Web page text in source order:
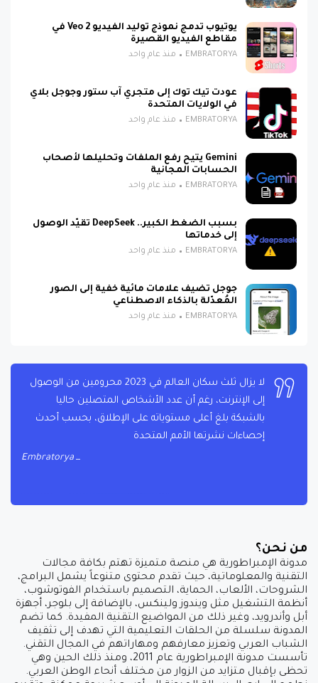
يوتيوب تدمج نموذج توليد الفيديو Veo 2 في
مقاطع الفيديو القصيرة
EMBRATORYA منذ عام واحد
عودت تيك توك إلى متجري آب ستور وجوجل بلاي
في الولايات المتحدة
EMBRATORYA منذ عام واحد
Gemini يتيح رفع الملفات وتحليلها لأصحاب
الحسابات المجانية
EMBRATORYA منذ عام واحد
بسبب الضغط الكبير.. DeepSeek تقيّد الوصول
إلى خدماتها
EMBRATORYA منذ عام واحد
جوجل تضيف علامات مائية خفية إلى الصور
المُعدّلة بالذكاء الاصطناعي
EMBRATORYA منذ عام واحد
لا يزال ثلث سكان العالم في 2023 محرومين من الوصول
إلى الإنترنت، رغم أن عدد الأشخاص المتصلين حاليا
بالشبكة بلغ أعلى مستوياته على الإطلاق، بحسب أحدث
إحصاءات نشرتها الأمم المتحدة
Embratorya
من نحن؟
مدونة الإمبراطورية هي منصة متميزة تهتم بكافة مجالات
التقنية والمعلوماتية، حيث تقدم محتوى متنوعاً يشمل البرامج،
الشروحات، الألعاب، الحماية، التصميم باستخدام الفوتوشوب،
أنظمة التشغيل مثل ويندوز ولينكس، بالإضافة إلى بلوجر، أجهزة
أبل وأندرويد، وغير ذلك من المواضيع التقنية المفيدة. كما تضم
المدونة سلسلة من الحلقات التعليمية التي تهدف إلى تثقيف
الشباب العربي وتعزيز معارفهم ومهاراتهم في المجال التقني.
تأسست مدونة الإمبراطورية عام 2011، ومنذ ذلك الحين وهي
تحظى بإقبال متزايد من الزوار من مختلف أنحاء الوطن العربي.